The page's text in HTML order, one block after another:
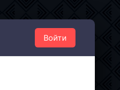
Войти